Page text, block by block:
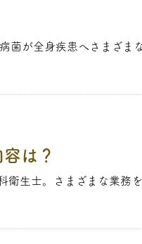
菌が全身疾患へさまざまな
は？
生士。さまざまな業務を